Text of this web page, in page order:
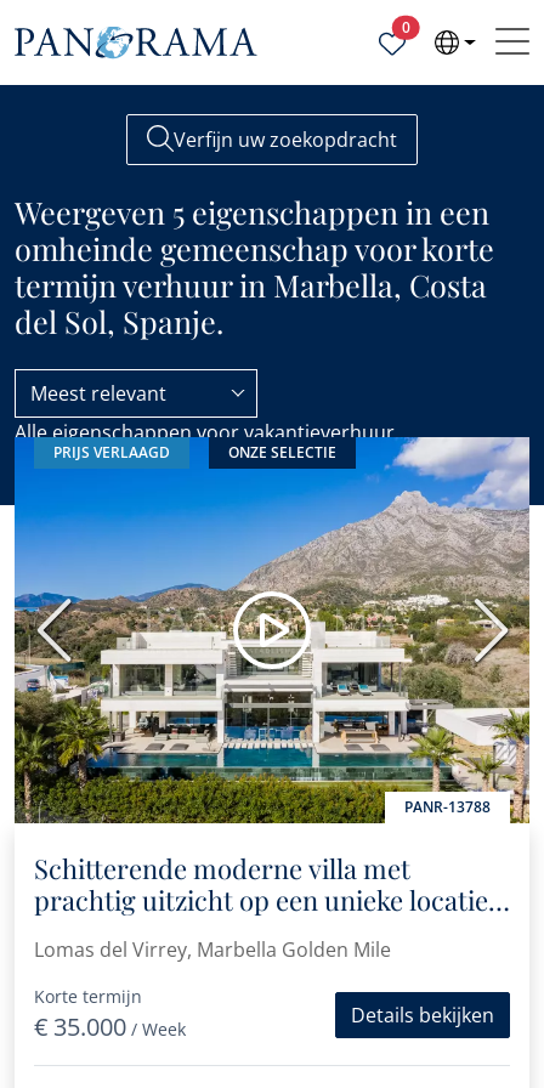
0Geselecteerde
Verfijn uw zoekopdracht
Weergeven 5 eigenschappen in een
omheinde gemeenschap voor korte
termijn verhuur in Marbella, Costa
del Sol, Spanje.
Alle eigenschappen voor vakantieverhuur
Afgesloten gemeenschap
Meest relevant
PRIJS VERLAAGD ONZE SELECTIE
PANR-13788
Vorige
Schitterende moderne villa met
prachtig uitzicht op een unieke locatie
aan de Golden Mile
Lomas del Virrey, Marbella Golden Mile
Korte termijn
€ 35.000 / Week
Details bekijken